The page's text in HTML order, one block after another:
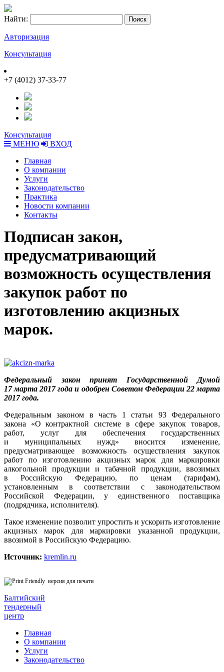
Найти:
Авторизация
Консультация
+7 (4012) 37-33-77
Консультация
МЕНЮ
ВХОД
Главная
О компании
Услуги
Законодательство
Практика
Новости компании
Контакты
Подписан закон,
предусматривающий
возможность осуществления
закупок работ по
изготовлению акцизных
марок.
Федеральный закон принят Государственной Думой
17 марта 2017 года и одобрен Советом Федерации 22 марта
2017 года.
Федеральным законом в часть 1 статьи 93 Федерального
закона «О контрактной системе в сфере закупок товаров,
работ, услуг для обеспечения государственных
и муниципальных нужд» вносится изменение,
предусматривающее возможность осуществления закупок
работ по изготовлению акцизных марок для маркировки
алкогольной продукции и табачной продукции, ввозимых
в Российскую Федерацию, по ценам (тарифам),
установленным в соответствии с законодательством
Российской Федерации, у единственного поставщика
(подрядчика, исполнителя).
Такое изменение позволит упростить и ускорить изготовление
акцизных марок для маркировки указанной продукции,
ввозимой в Российскую Федерацию.
Источник: kremlin.ru
версия для печати
Балтийский
тендерный
центр
Главная
О компании
Услуги
Законодательство